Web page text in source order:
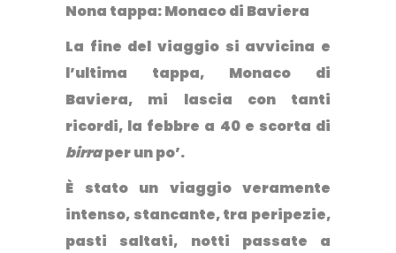
Nona tappa: Monaco di Baviera
La fine del viaggio si avvicina e
l’ultima tappa, Monaco di
Baviera, mi lascia con tanti
ricordi, la febbre a 40 e scorta di
birraper un po’.
È stato un viaggio veramente
intenso, stancante, tra peripezie,
pasti saltati, notti passate a